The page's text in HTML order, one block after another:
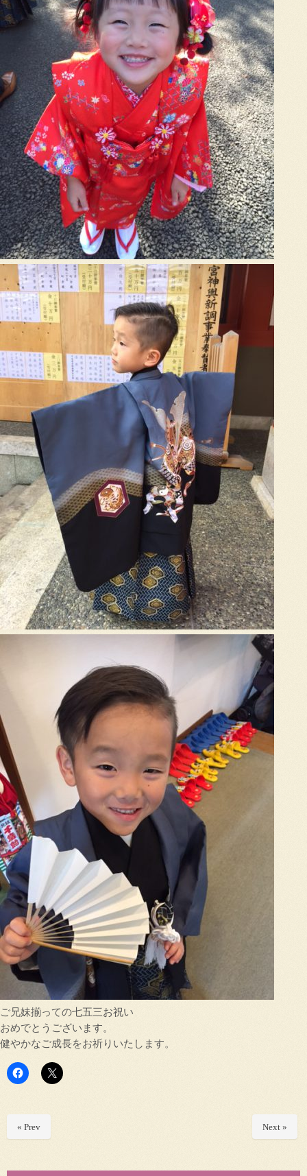
ご兄妹揃っての七五三お祝い
おめでとうございます。
健やかなご成長をお祈りいたします。
« Prev Next »